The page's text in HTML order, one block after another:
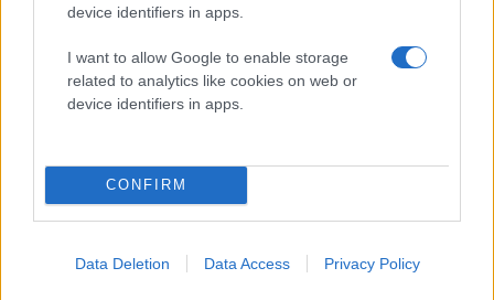
device identifiers in apps.
I want to allow Google to enable storage
related to analytics like cookies on web or
device identifiers in apps.
CONFIRM
Data Deletion Data Access Privacy Policy
YouTube]
Ακολουθήστε το
Techgear.gr στο Google
ενημερώνεστε άμεσα
για όλα τα νέα άρθρα!